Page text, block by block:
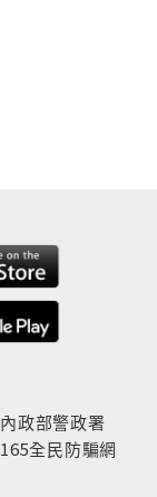
內政部警政署
165全民防騙網